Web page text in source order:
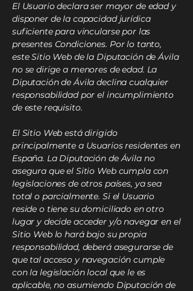
El Usuario declara ser mayor de edad y
disponer de la capacidad jurídica
suficiente para vincularse por las
presentes Condiciones. Por lo tanto,
este Sitio Web de la Diputación de Ávila
no se dirige a menores de edad. La
Diputación de Ávila declina cualquier
responsabilidad por el incumplimiento
de este requisito.
El Sitio Web está dirigido
principalmente a Usuarios residentes en
España. La Diputación de Ávila no
asegura que el Sitio Web cumpla con
legislaciones de otros países, ya sea
total o parcialmente. Si el Usuario
reside o tiene su domiciliado en otro
lugar y decide acceder y/o navegar en el
Sitio Web lo hará bajo su propia
responsabilidad, deberá asegurarse de
que tal acceso y navegación cumple
con la legislación local que le es
aplicable, no asumiendo Diputación de